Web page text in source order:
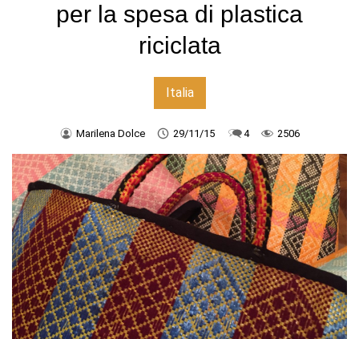
per la spesa di plastica
riciclata
Italia
Marilena Dolce 29/11/15 4 2506